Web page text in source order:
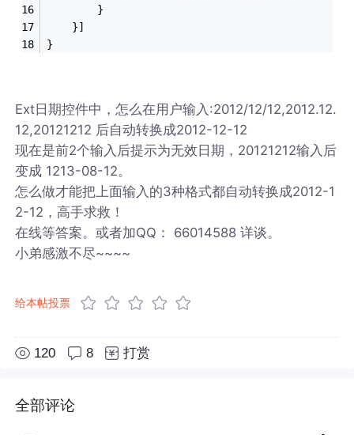
	    }
	}]
}
Ext日期控件中，怎么在用户输入:2012/12/12,2012.12.
12,20121212 后自动转换成2012-12-12
现在是前2个输入后提示为无效日期，20121212输入后
变成 1213-08-12。
怎么做才能把上面输入的3种格式都自动转换成2012-1
2-12，高手求救！
在线等答案。或者加QQ： 66014588 详谈。
小弟感激不尽~~~~
给本帖投票
120 8 打赏
全部评论